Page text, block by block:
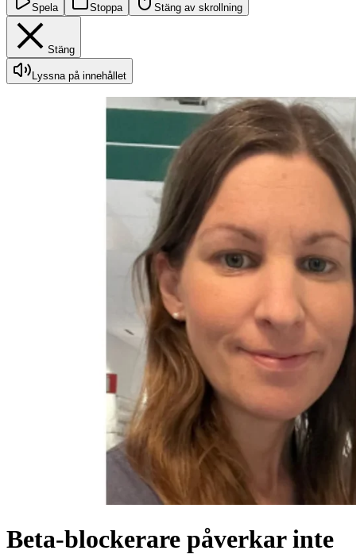
Spela Stoppa Stäng av skrollning
Stäng
Lyssna på innehållet
Beta-blockerare påverkar inte